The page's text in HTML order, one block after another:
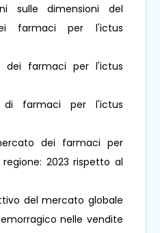
sulle dimensioni del
farmaci per l'ictus
dei farmaci per l'ictus
di farmaci per l'ictus
dei farmaci per
2023 rispetto al
del mercato globale
nelle vendite